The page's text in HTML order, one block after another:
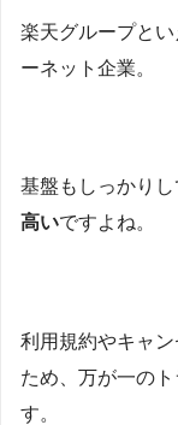
楽天グループと
ーネット企業。
基盤もしっかりし
高いですよね。
利用規約やキャ
ため、万が一の
す。